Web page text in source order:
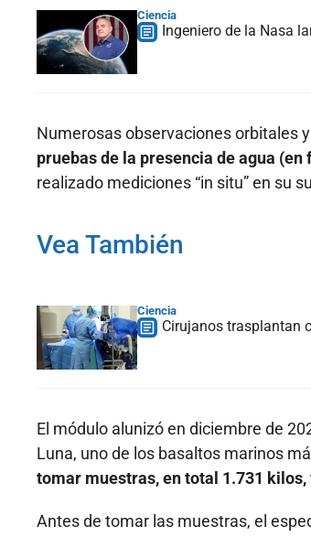
Ciencia
Ingeniero de la Nasa
Numerosas observaciones orbitales
pruebas de la presencia de agua
realizado mediciones “in situ” en su
Vea También
Ciencia
Cirujanos trasplantan
El módulo alunizó en diciembre de
Luna, uno de los basaltos marinos
tomar muestras, en total 1.731
Antes de tomar las muestras, el